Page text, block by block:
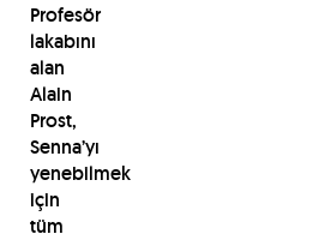
Profesör
lakabını
alan
Alain
Prost,
Senna’yı
yenebilmek
için
tüm